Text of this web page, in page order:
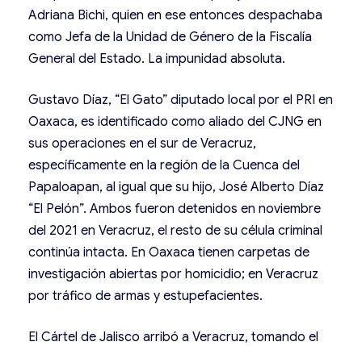
Adriana Bichi, quien en ese entonces despachaba
como Jefa de la Unidad de Género de la Fiscalía
General del Estado. La impunidad absoluta.
Gustavo Díaz, “El Gato” diputado local por el PRI en
Oaxaca, es identificado como aliado del CJNG en
sus operaciones en el sur de Veracruz,
específicamente en la región de la Cuenca del
Papaloapan, al igual que su hijo, José Alberto Díaz
“El Pelón”. Ambos fueron detenidos en noviembre
del 2021 en Veracruz, el resto de su célula criminal
continúa intacta. En Oaxaca tienen carpetas de
investigación abiertas por homicidio; en Veracruz
por tráfico de armas y estupefacientes.
El Cártel de Jalisco arribó a Veracruz, tomando el